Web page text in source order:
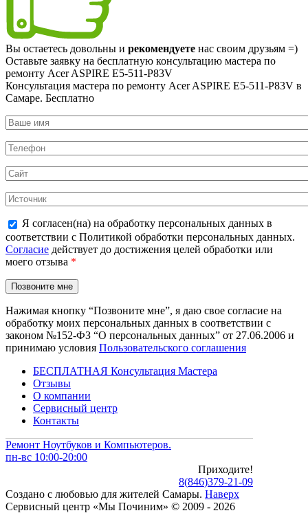
Вы остаетесь довольны и рекомендуете нас своим друзьям =)
Оставьте заявку на бесплатную консультацию мастера по
ремонту Acer ASPIRE E5-511-P83V
Консультация мастера по ремонту Acer ASPIRE E5-511-P83V в
Самаре. Бесплатно
Я согласен(на) на обработку персональных данных в
соответствии с Политикой обработки персональных данных.
Согласие действует до достижения целей обработки или
моего отзыва *
Нажимая кнопку “Позвоните мне”, я даю свое согласие на
обработку моих персональных данных в соответствии с
законом №152-ФЗ “О персональных данных” от 27.06.2006 и
принимаю условия Пользовательского соглашения
БЕСПЛАТНАЯ Консультация Мастера
Отзывы
О компании
Сервисный центр
Контакты
Ремонт Ноутбуков и Компьютеров.
пн-вс 10:00-20:00
Приходите!
8(846)379-21-09
Создано с любовью для жителей Самары. Наверх
Сервисный центр «Мы Починим» © 2009 - 2026